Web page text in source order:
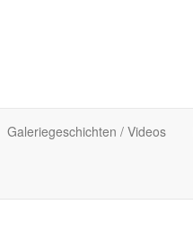
Galeriegeschichten / Videos